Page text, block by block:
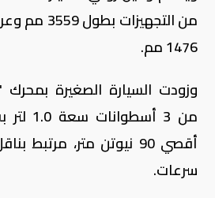
1476 مم.
سرعات.